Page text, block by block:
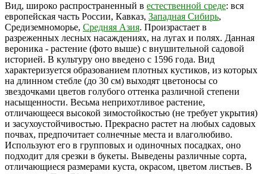
Вид, широко распространенный в естественной среде: вся
европейская часть России, Кавказ, Западная Сибирь,
Средиземноморье, Средняя Азия. Произрастает в
разреженных лесных насаждениях, на лугах и полях. Данная
вероника - растение (фото выше) с внушительной садовой
историей. В культуру оно введено с 1596 года. Вид
характеризуется образованием плотных кустиков, из которых
на длинном стебле (до 30 см) выходят цветоносы со
звездочками цветов голубого оттенка различной степени
насыщенности. Весьма неприхотливое растение,
отличающееся высокой зимостойкостью (не требует укрытия)
и засухоустойчивостью. Прекрасно растет на любых садовых
почвах, предпочитает солнечные места и влаголюбиво.
Используют его в групповых и одиночных посадках, оно
подходит для срезки в букеты. Выведены различные сорта,
отличающиеся размерами куста, окрасом, цветом листьев. В